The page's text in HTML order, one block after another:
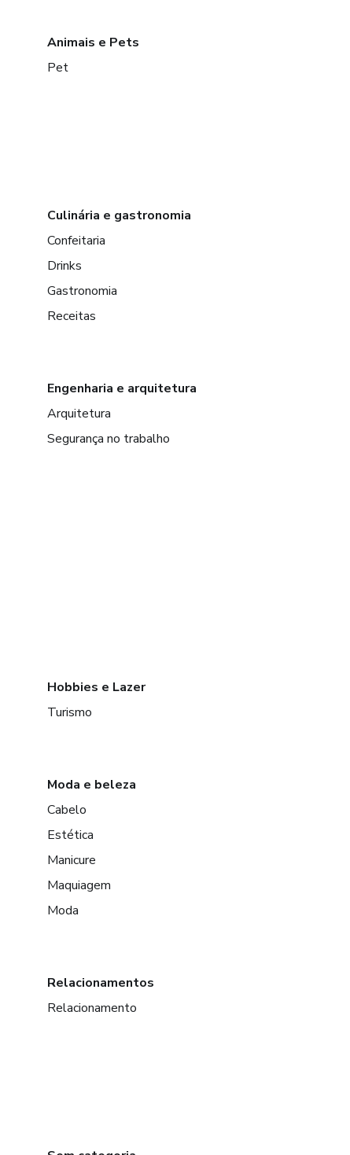
Animais e Pets
Pet
Culinária e gastronomia
Confeitaria
Drinks
Gastronomia
Receitas
Engenharia e arquitetura
Arquitetura
Segurança no trabalho
Hobbies e Lazer
Turismo
Moda e beleza
Cabelo
Estética
Manicure
Maquiagem
Moda
Relacionamentos
Relacionamento